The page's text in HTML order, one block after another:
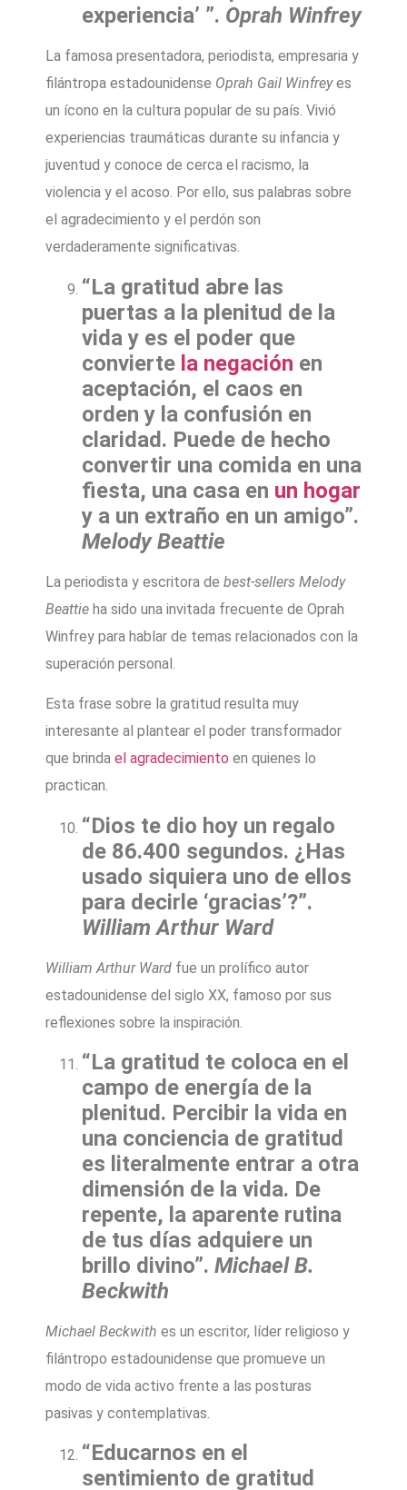
experiencia’ ”. Oprah Winfrey
La famosa presentadora, periodista, empresaria y
filántropa estadounidense Oprah Gail Winfreyes
un ícono en la cultura popular de su país. Vivió
experiencias traumáticas durante su infancia y
juventud y conoce de cerca el racismo, la
violencia y el acoso. Por ello, sus palabras sobre
el agradecimiento y el perdón son
verdaderamente significativas.
“La gratitud abre las
puertas a la plenitud de la
vida y es el poder que
convierte la negación en
aceptación, el caos en
orden y la confusión en
claridad. Puede de hecho
convertir una comida en una
fiesta, una casa en un hogar
y a un extraño en un amigo”.
Melody Beattie
La periodista y escritora de best-sellers Melody
Beattie ha sido una invitada frecuente de Oprah
Winfrey para hablar de temas relacionados con la
superación personal.
Esta frase sobre la gratitud resulta muy
interesante al plantear el poder transformador
que brinda el agradecimiento en quienes lo
practican.
“Dios te dio hoy un regalo
de 86.400 segundos. ¿Has
usado siquiera uno de ellos
para decirle ‘gracias’?”.
William Arthur Ward
William Arthur Ward fue un prolífico autor
estadounidense del siglo XX, famoso por sus
reflexiones sobre la inspiración.
“La gratitud te coloca en el
campo de energía de la
plenitud. Percibir la vida en
una conciencia de gratitud
es literalmente entrar a otra
dimensión de la vida. De
repente, la aparente rutina
de tus días adquiere un
brillo divino”. Michael B.
Beckwith
Michael Beckwith es un escritor, líder religioso y
filántropo estadounidense que promueve un
modo de vida activo frente a las posturas
pasivas y contemplativas.
“Educarnos en el
sentimiento de gratitud